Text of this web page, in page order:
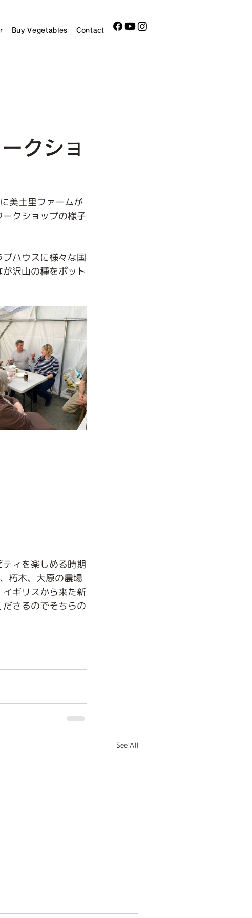
Buy Vegetables Contact
クショ
美土里ファームが
クショップの様子
ハウスに様々な国
沢山の種をポット
ィを楽しめる時期
朽木、大原の農場
ギリスから来た新
さるのでそちらの
See All